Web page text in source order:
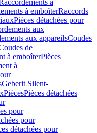
à
à emboîterRaccords
Pièces détachées pour
aux
aux appareilsCoudes
de
à emboîterPièces
à
Geberit Silent-
PiècesPièces détachées
pour
pour
détachées pour